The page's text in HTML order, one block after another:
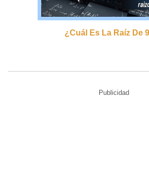
¿cuál Es La Raíz De
Publicidad